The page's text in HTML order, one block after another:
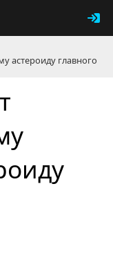
астероиду главного